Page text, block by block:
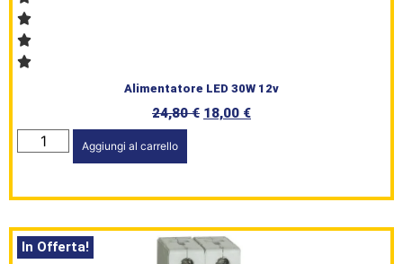
Alimentatore LED 30W 12v
24,80€ 18,00 €
Aggiungi al carrello
In Offerta!